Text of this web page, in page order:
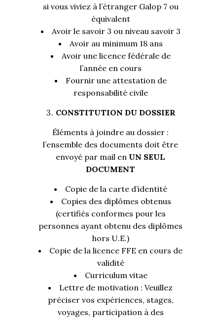
si vous viviez à l’étranger Galop 7 ou
équivalent
Avoir le savoir 3 ou niveau savoir 3
Avoir au minimum 18 ans
Avoir une licence fédérale de
l’année en cours
Fournir une attestation de
responsabilité civile
CONSTITUTION DU DOSSIER
Éléments à joindre au dossier :
l’ensemble des documents doit être
envoyé par mail en UN SEUL
DOCUMENT
Copie de la carte d’identité
Copies des diplômes obtenus
(certifiés conformes pour les
personnes ayant obtenu des diplômes
hors U.E.)
Copie de la licence FFE en cours de
validité
Curriculum vitae
Lettre de motivation : Veuillez
préciser vos expériences, stages,
voyages, participation à des